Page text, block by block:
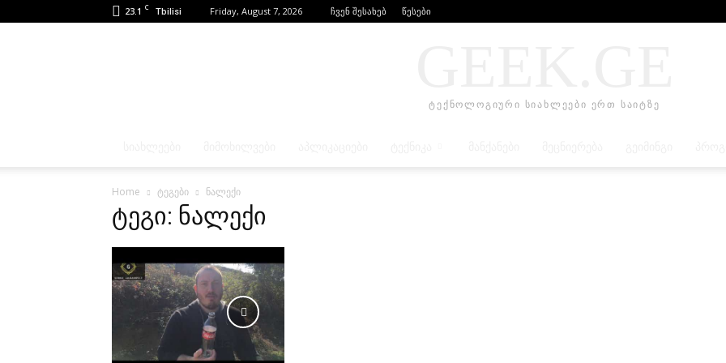
23.1 C Tbilisi Friday, August 7, 2026 ჩვენ შესახებ წესები
ტექნოლოგიური სიახლეები ერთ საიტზე
Home ტეგები ნალექი
ტეგი: ნალექი